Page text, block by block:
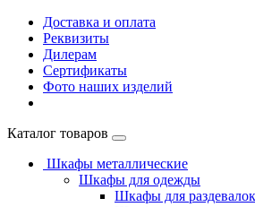
Доставка и оплата
Реквизиты
Дилерам
Сертификаты
Фото наших изделий
Каталог товаров
Шкафы металлические
Шкафы для одежды
Шкафы для раздевалок